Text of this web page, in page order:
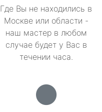
Где Вы не находились в
Москве или области -
наш мастер в любом
случае будет у Вас в
течении часа.